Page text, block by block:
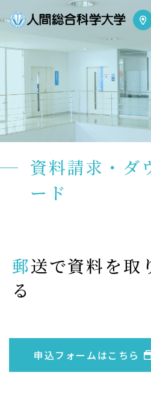
大学案内
Guide
学部・大学院
Department
資格・就職
入学案内
地域連携・研究
for
資料請求・ダ
ード
郵送で資料を取り寄せ
る
申込フォームはこちら